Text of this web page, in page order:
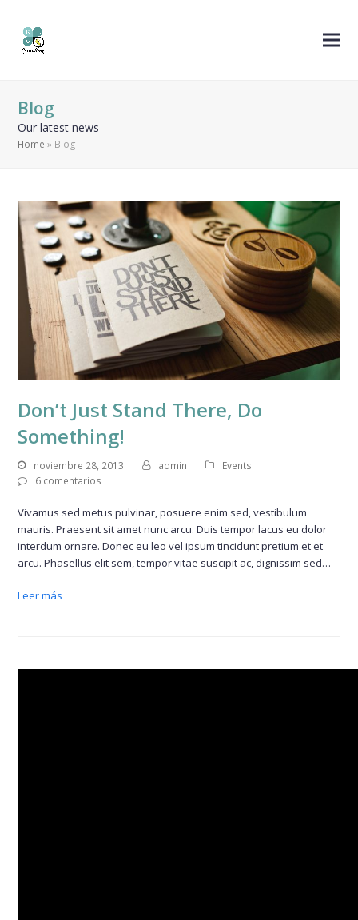
Blog
Our latest news
Home » Blog
Don’t Just Stand There, Do
Something!
noviembre 28, 2013 admin
Events
6 comentarios
Vivamus sed metus pulvinar, posuere enim sed, vestibulum
mauris. Praesent sit amet nunc arcu. Duis tempor lacus eu dolor
interdum ornare. Donec eu leo vel ipsum tincidunt pretium et et
arcu. Phasellus elit sem, tempor vitae suscipit ac, dignissim sed…
Leer más